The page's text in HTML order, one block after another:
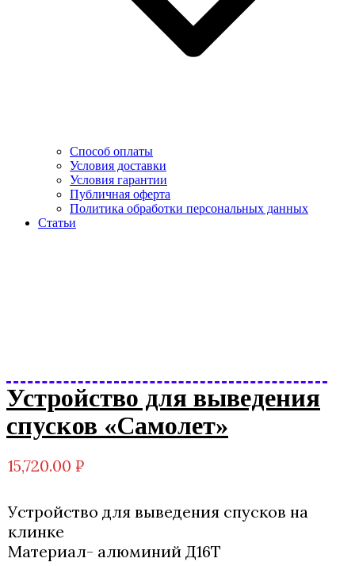
Способ оплаты
Условия доставки
Условия гарантии
Публичная оферта
Политика обработки персональных данных
Статьи
Устройство для выведения
спусков «Самолет»
15,720.00 ₽
Устройство для выведения спусков на
клинке
Материал- алюминий Д16Т